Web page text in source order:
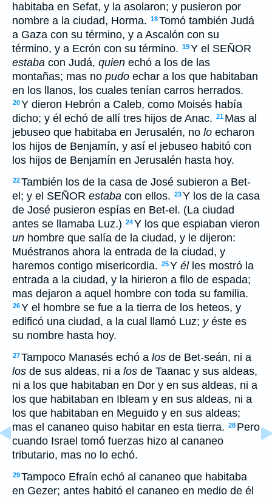
habitaba en Sefat, y la asolaron; y pusieron por
nombre a la ciudad, Horma. 18Tomó también Judá
a Gaza con su término, y a Ascalón con su
término, y a Ecrón con su término. 19Y el SEÑOR
estaba con Judá, quien echó a los de las
montañas; mas no pudo echar a los que habitaban
en los llanos, los cuales tenían carros herrados.
20Y dieron Hebrón a Caleb, como Moisés había
dicho; y él echó de allí tres hijos de Anac. 21 Mas al
jebuseo que habitaba en Jerusalén, no lo echaron
los hijos de Benjamín, y así el jebuseo habitó con
los hijos de Benjamín en Jerusalén hasta hoy.
22También los de la casa de José subieron a Bet-
el; y el SEÑOR estaba con ellos. 23Y los de la casa
de José pusieron espías en Bet-el. (La ciudad
antes se llamaba Luz.) 24Y los que espiaban vieron
un hombre que salía de la ciudad, y le dijeron:
Muéstranos ahora la entrada de la ciudad, y
haremos contigo misericordia. 25Y élles mostró la
entrada a la ciudad, y la hirieron a filo de espada;
mas dejaron a aquel hombre con toda su familia.
26Y el hombre se fue a la tierra de los heteos, y
edificó una ciudad, a la cual llamó Luz; yéste es
su nombre hasta hoy.
27Tampoco Manasés echó a los de Bet-seán, ni a
los de sus aldeas, ni a los de Taanac y sus aldeas,
ni a los que habitaban en Dor y en sus aldeas, ni a
los que habitaban en Ibleam y en sus aldeas, ni a
los que habitaban en Meguido y en sus aldeas;
mas el cananeo quiso habitar en esta tierra. 28 Pero
cuando Israel tomó fuerzas hizo al cananeo
tributario, mas no lo echó.
29Tampoco Efraín echó al cananeo que habitaba
en Gezer; antes habitó el cananeo en medio de él